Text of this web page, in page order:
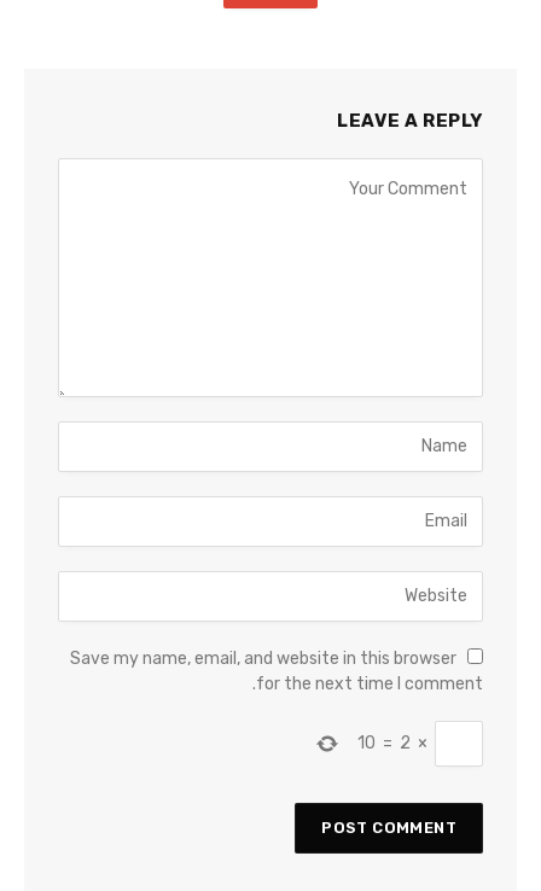
LEAVE A REPLY
Save my name, email, and website in this browser
for the next time I comment.
×
2
=
10